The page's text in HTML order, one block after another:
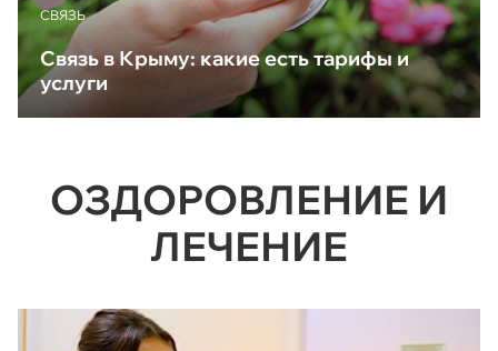
CВЯЗЬ
Связь в Крыму: какие есть тарифы и
услуги
ОЗДОРОВЛЕНИЕ И
ЛЕЧЕНИЕ